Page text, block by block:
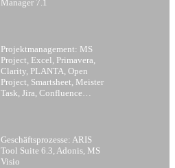
Manager 7.1
Projektmanagement: MS
Project, Excel, Primavera,
Clarity, PLANTA, Open
Project, Smartsheet, Meister
Task, Jira, Confluence…
Geschäftsprozesse: ARIS
Tool Suite 6.3, Adonis, MS
Visio